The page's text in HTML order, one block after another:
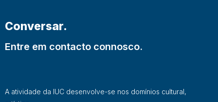
Conversar.
Entre em contacto connosco.
A atividade da IUC desenvolve-se nos domínios cultural,